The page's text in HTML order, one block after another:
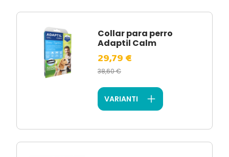
Collar para perro
Adaptil Calm
29,79 €
38,60 €
VARIANTI